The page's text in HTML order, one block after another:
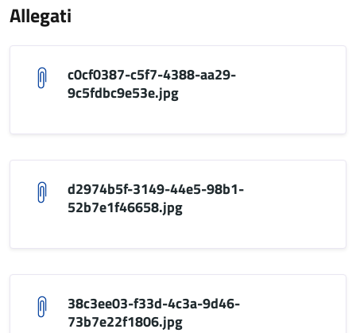
Allegati
c0cf0387-c5f7-4388-aa29-
9c5fdbc9e53e.jpg
d2974b5f-3149-44e5-98b1-
52b7e1f46658.jpg
38c3ee03-f33d-4c3a-9d46-
73b7e22f1806.jpg